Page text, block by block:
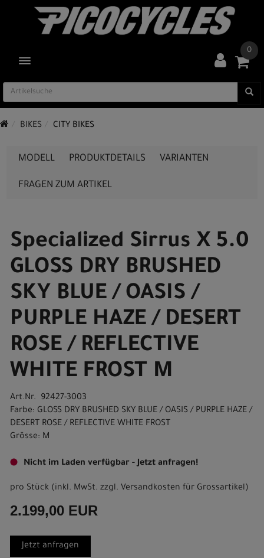
TOGGLE NAVIGATION
0
BIKES CITY BIKES
MODELL PRODUKTDETAILS VARIANTEN
FRAGEN ZUM ARTIKEL
Specialized Sirrus X 5.0
GLOSS DRY BRUSHED
SKY BLUE / OASIS /
PURPLE HAZE / DESERT
ROSE / REFLECTIVE
WHITE FROST M
Art.Nr. 92427-3003
Farbe: GLOSS DRY BRUSHED SKY BLUE / OASIS / PURPLE HAZE /
DESERT ROSE / REFLECTIVE WHITE FROST
Grösse: M
Nicht im Laden verfügbar - Jetzt anfragen!
pro Stück (inkl. MwSt. zzgl. Versandkosten für Grossartikel)
2.199,00 EUR
Jetzt anfragen